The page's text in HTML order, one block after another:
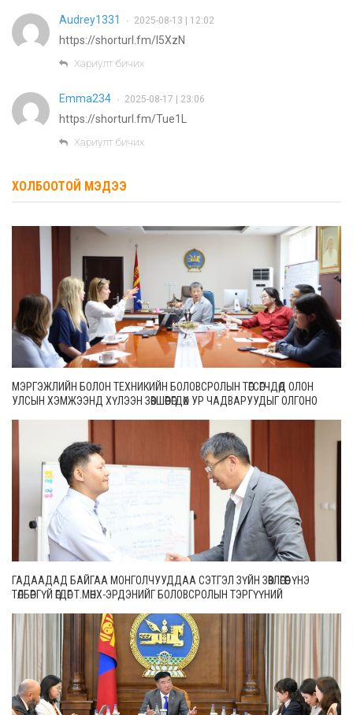
Audrey1331 • 2025-08-13 | 12:02
https://shorturl.fm/I5XzN
Хариулт бичих
Emma234 • 2025-08-17 | 23:06
https://shorturl.fm/Tue1L
Хариулт бичих
ХОЛБООТОЙ МЭДЭЭ
МЭРГЭЖЛИЙН БОЛОН ТЕХНИКИЙН БОЛОВСРОЛЫН ТӨГСӨГЧДӨД ОЛОН
УЛСЫН ХЭМЖЭЭНД ХҮЛЭЭН ЗӨВШӨӨРӨГДӨХ УР ЧАДВАРУУДЫГ ОЛГОНО
ГАДААДАД БАЙГАА МОНГОЛЧУУДДАА СЭТГЭЛ ЗҮЙН ЗӨВЛӨГӨӨГ ҮНЭ
ТӨЛБӨРГҮЙ ӨГДӨГ Т.МӨНХ-ЭРДЭНИЙГ БОЛОВСРОЛЫН ТЭРГҮҮНИЙ